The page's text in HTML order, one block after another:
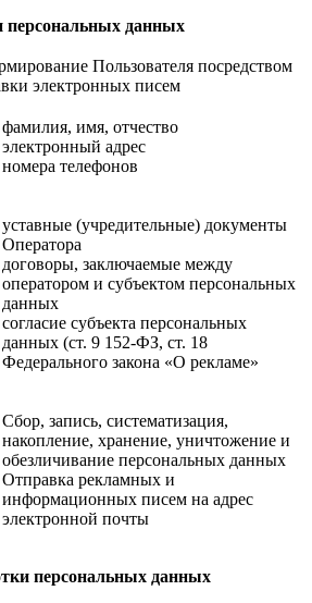
персональных данных
Пользователя посредством
электронных писем
фамилия, имя, отчество
электронный адрес
номера телефонов
уставные (учредительные) документы
Оператора
договоры, заключаемые между
оператором и субъектом персональных
данных
согласие субъекта персональных
данных (ст. 9 152-ФЗ, ст. 18
Федерального закона «О рекламе»
Сбор, запись, систематизация,
накопление, хранение, уничтожение и
обезличивание персональных данных
Отправка рекламных и
информационных писем на адрес
электронной почты
персональных данных